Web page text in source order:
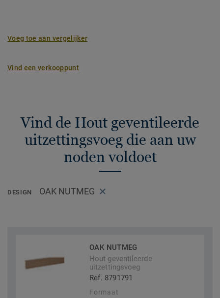
Voeg toe aan vergelijker
Vind een verkooppunt
Vind de Hout geventileerde
uitzettingsvoeg die aan uw
noden voldoet
DESIGN OAK NUTMEG
OAK NUTMEG
Hout geventileerde
uitzettingsvoeg
Ref. 8791791
Formaat